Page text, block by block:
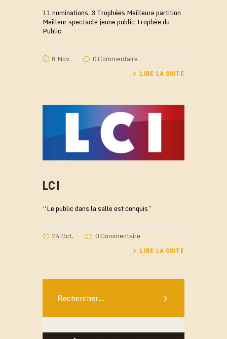
11 nominations, 3 Trophées Meilleure partition
Meilleur spectacle jeune public Trophée du
Public
8 Nov. 0Commentaire
LIRE LA SUITE
LCI
“Le public dans la salle est conquis”
24 Oct. 0Commentaire
LIRE LA SUITE